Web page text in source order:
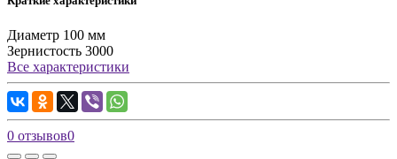
Диаметр 100 мм
Зернистость 3000
Все характеристики
0 отзывов0